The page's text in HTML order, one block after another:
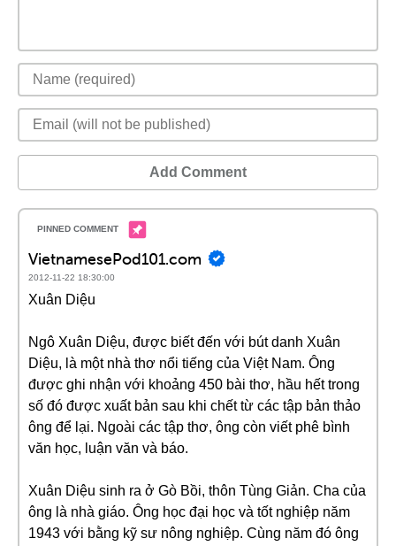
Add Comment
VietnamesePod101.com
2012-11-22 18:30:00
Xuân Diệu
Ngô Xuân Diệu, được biết đến với bút danh Xuân
Diệu, là một nhà thơ nổi tiếng của Việt Nam. Ông
được ghi nhận với khoảng 450 bài thơ, hầu hết trong
số đó được xuất bản sau khi chết từ các tập bản thảo
ông để lại. Ngoài các tập thơ, ông còn viết phê bình
văn học, luận văn và báo.
Xuân Diệu sinh ra ở Gò Bồi, thôn Tùng Giản. Cha của
ông là nhà giáo. Ông học đại học và tốt nghiệp năm
1943 với bằng kỹ sư nông nghiệp. Cùng năm đó ông